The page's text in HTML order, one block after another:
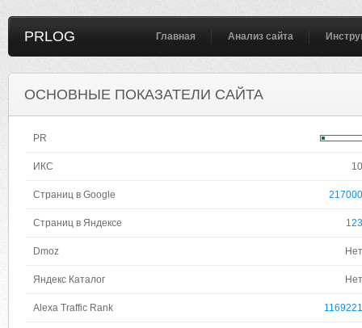
PRLOG Главная Анализ сайта
ОСНОВНЫЕ ПОКАЗАТЕЛИ САЙТА
PR
ИКС 10
Страниц в Google 217000
Страниц в Яндексе 123
Dmoz Нет
Яндекс Каталог Нет
Alexa Traffic Rank 1169221